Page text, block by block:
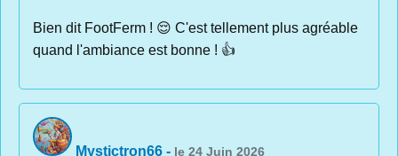
Bien dit FootFerm ! 😌 C'est tellement plus agréable
quand l'ambiance est bonne ! 👍
Mystictron66 - le 24 Juin 2026